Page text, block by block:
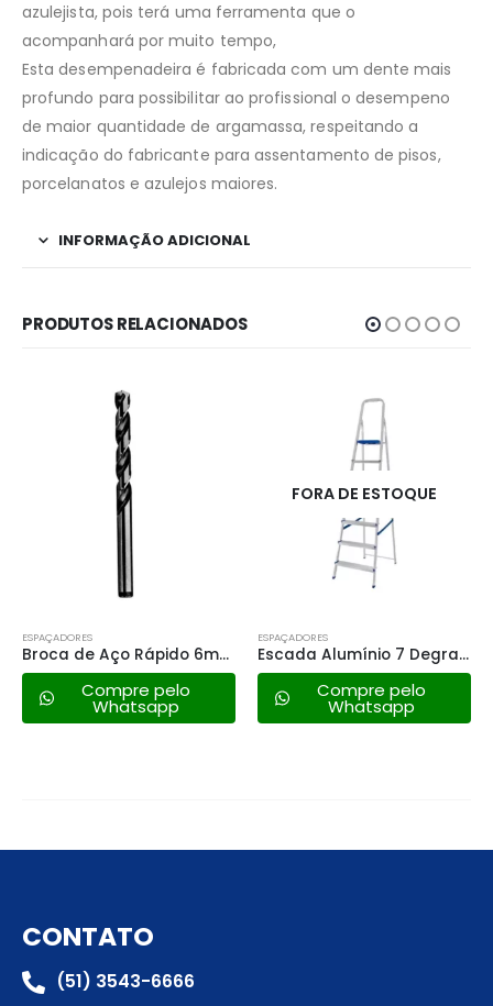
azulejista, pois terá uma ferramenta que o
acompanhará por muito tempo,
Esta desempenadeira é fabricada com um dente mais
profundo para possibilitar ao profissional o desempeno
de maior quantidade de argamassa, respeitando a
indicação do fabricante para assentamento de pisos,
porcelanatos e azulejos maiores.
INFORMAÇÃO ADICIONAL
PRODUTOS RELACIONADOS
ESPAÇADORES
Broca de Aço Rápido 6mm para Metal, Madeira e Plástico – Broca Hss para Furadeira e Parafusadeira
Compre pelo
Whatsapp
FORA DE ESTOQUE
ESPAÇADORES
Escada Alumínio 7 Degraus Mor
Compre pelo
Whatsapp
CONTATO
(51) 3543-6666